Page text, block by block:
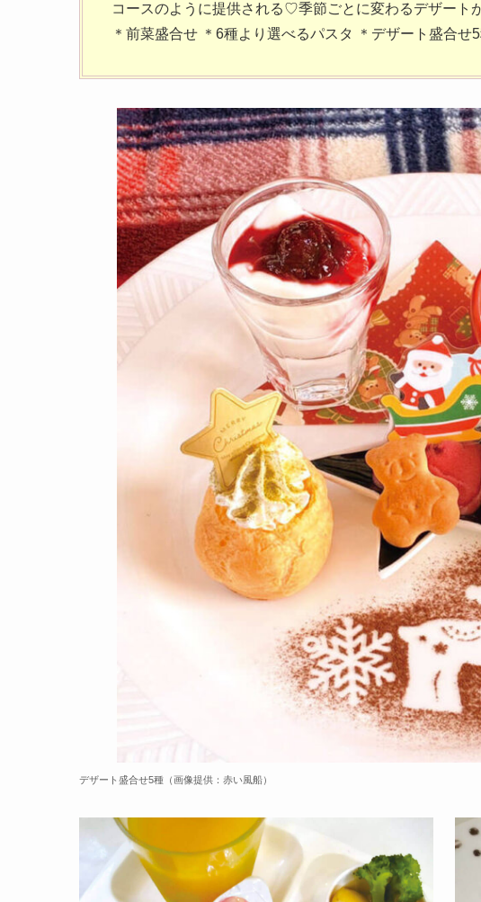
コースのように提供される♡季節ごとに変わるデザート
＊前菜盛合せ ＊6種より選べるパスタ ＊デザート盛合せ
デザート盛合せ5種（画像提供：赤い風船）